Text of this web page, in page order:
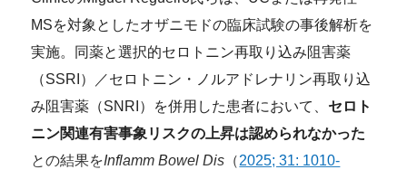
MSを対象としたオザニモドの臨床試験の事後解析を
実施。同薬と選択的セロトニン再取り込み阻害薬
（SSRI）／セロトニン・ノルアドレナリン再取り込
み阻害薬（SNRI）を併用した患者において、 セロト
ニン関連有害事象リスクの上昇は認められなかった
との結果をInflamm Bowel Dis （2025; 31: 1010-